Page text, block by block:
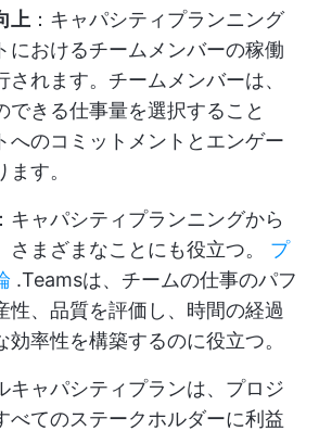
上 ：キャパシティプランニング
におけるチームメンバーの稼働
れます。チームメンバーは、
できる仕事量を選択すること
へのコミットメントとエンゲー
す。
：キャパシティプランニングから
さまざまなことにも役立つ。 プ
.Teamsは、チームの仕事のパフ
性、品質を評価し、時間の経過
効率性を構築するのに役立つ。
キャパシティプランは、プロジ
べてのステークホルダーに利益